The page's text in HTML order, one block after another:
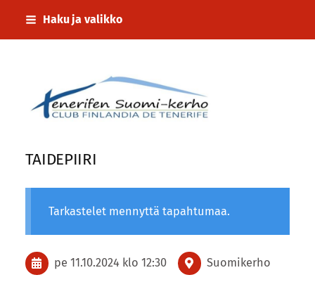
Siirry
sivun
Haku ja valikko
Tenerifen Suomi-kerho
TAIDEPIIRI
Tarkastelet mennyttä tapahtumaa.
pe 11.10.2024 klo 12:30 Suomikerho